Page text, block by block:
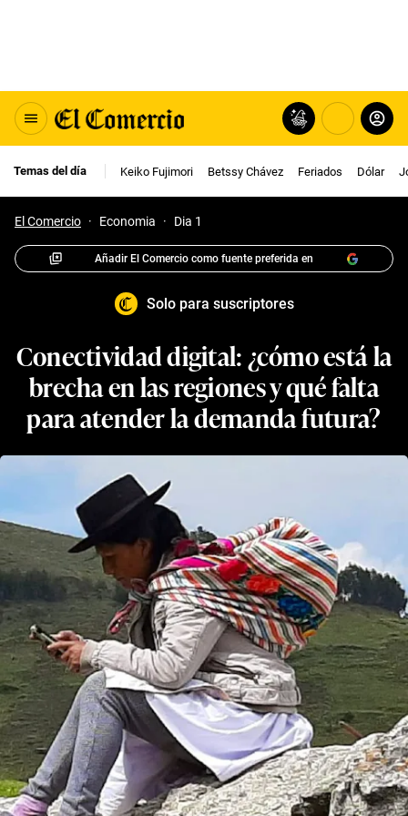
Temas del día Keiko Fujimori Betssy Chávez Feriados Dólar
El Comercio · Economia · Dia 1
Añadir El Comercio como fuente preferida en
Solo para suscriptores
Conectividad digital: ¿cómo está la
brecha en las regiones y qué falta
para atender la demanda futura?